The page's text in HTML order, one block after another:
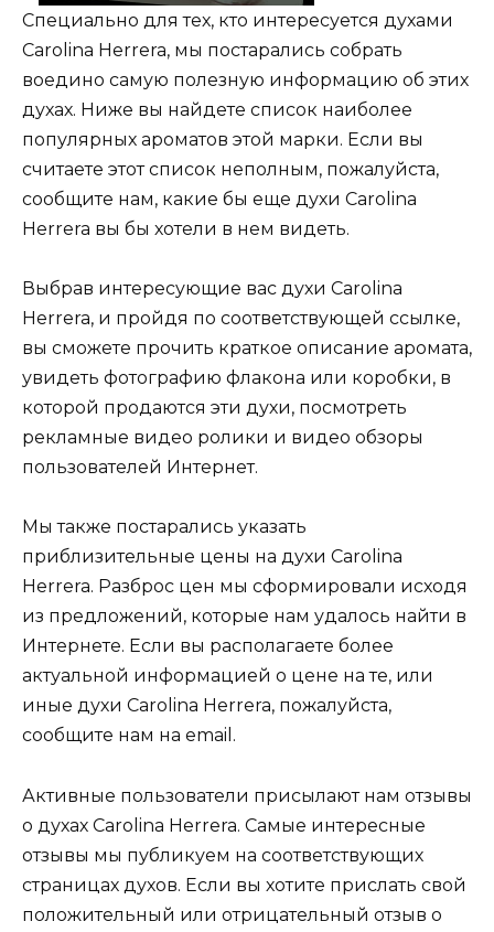
Специально для тех, кто интересуется духами
Carolina Herrera, мы постарались собрать
воедино самую полезную информацию об этих
духах. Ниже вы найдете список наиболее
популярных ароматов этой марки. Если вы
считаете этот список неполным, пожалуйста,
сообщите нам, какие бы еще духи Carolina
Herrera вы бы хотели в нем видеть.
Выбрав интересующие вас духи Carolina
Herrera, и пройдя по соответствующей ссылке,
вы сможете прочить краткое описание аромата,
увидеть фотографию флакона или коробки, в
которой продаются эти духи, посмотреть
рекламные видео ролики и видео обзоры
пользователей Интернет.
Мы также постарались указать
приблизительные цены на духи Carolina
Herrera. Разброс цен мы сформировали исходя
из предложений, которые нам удалось найти в
Интернете. Если вы располагаете более
актуальной информацией о цене на те, или
иные духи Carolina Herrera, пожалуйста,
сообщите нам на email.
Активные пользователи присылают нам отзывы
о духах Carolina Herrera. Самые интересные
отзывы мы публикуем на соответствующих
страницах духов. Если вы хотите прислать свой
положительный или отрицательный отзыв о